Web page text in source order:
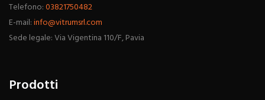
Telefono:03821750482
E-mail:info@vitrumsrl.com
Sede legale: Via Vigentina 110/F, Pavia
Prodotti